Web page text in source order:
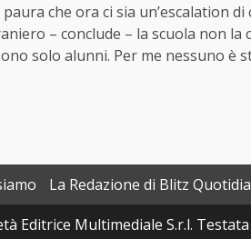
che ora ci sia un’escalation
– conclude – la scuola non
solo alunni. Per me nessuno è
La Redazione di Blitz
Editrice Multimediale S.r.l.